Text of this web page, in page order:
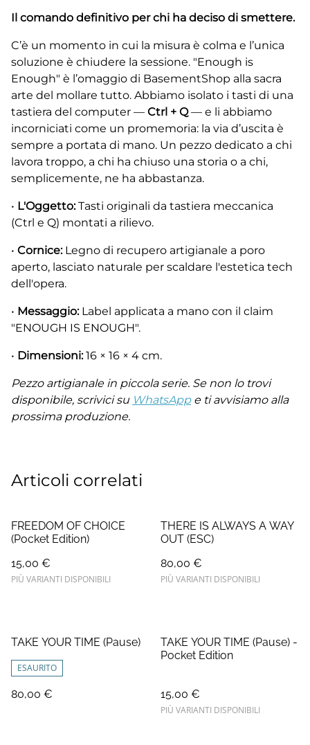
Il comando definitivo per chi ha deciso di smettere.
C’è un momento in cui la misura è colma e l’unica
soluzione è chiudere la sessione. "Enough is
Enough" è l’omaggio di BasementShop alla sacra
arte del mollare tutto. Abbiamo isolato i tasti di una
tastiera del computer — Ctrl + Q— e li abbiamo
incorniciati come un promemoria: la via d’uscita è
sempre a portata di mano. Un pezzo dedicato a chi
lavora troppo, a chi ha chiuso una storia o a chi,
semplicemente, ne ha abbastanza.
• L'Oggetto:Tasti originali da tastiera meccanica
(Ctrl e Q) montati a rilievo.
• Cornice:Legno di recupero artigianale a poro
aperto, lasciato naturale per scaldare l'estetica tech
dell'opera.
• Messaggio:Label applicata a mano con il claim
"ENOUGH IS ENOUGH".
• Dimensioni:16 × 16 × 4 cm.
Pezzo artigianale in piccola serie. Se non lo trovi
disponibile, scrivici su WhatsAppe ti avvisiamo alla
prossima produzione.
Articoli correlati
FREEDOM OF CHOICE
(Pocket Edition)
15,00 €
PIÙ VARIANTI DISPONIBILI
THERE IS ALWAYS A WAY
OUT (ESC)
80,00 €
PIÙ VARIANTI DISPONIBILI
TAKE YOUR TIME (Pause)
ESAURITO
80,00 €
TAKE YOUR TIME (Pause) -
Pocket Edition
15,00 €
PIÙ VARIANTI DISPONIBILI